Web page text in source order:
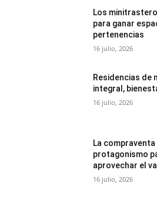
Los
para ganar
pertenencias
16 julio, 2026
Residencias de
integral,
16 julio, 2026
La
protagonismo
aprovechar el
16 julio, 2026